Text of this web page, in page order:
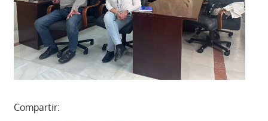
Compartir: